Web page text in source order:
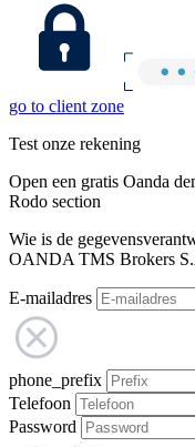
go to client zone
Test onze rekening
Open een gratis Oanda
Rodo section
Wie is de
OANDA TMS Brokers
E-mailadres
phone_prefix
Telefoon
Password